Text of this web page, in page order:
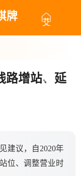
艾
牌
牌
路增站、延
建议，自2020年
位、调整营业时